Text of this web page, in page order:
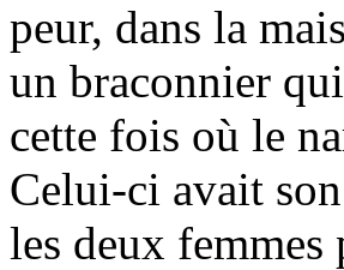
peur, dans la
un braconnier
cette fois où le
Celui-ci avait
les deux